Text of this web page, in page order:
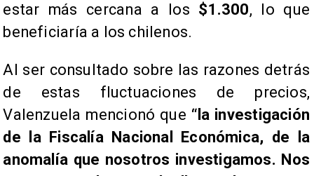
estar más cercana a los $1.300, lo que
beneficiaría a los chilenos.
Al ser consultado sobre las razones detrás
de estas fluctuaciones de precios,
Valenzuela mencionó que “la investigación
de la Fiscalía Nacional Económica, de la
anomalía que nosotros investigamos. Nos